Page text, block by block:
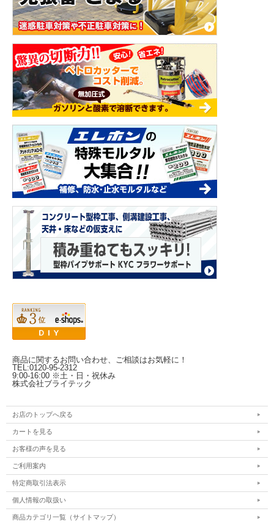
商品に関するお問い合わせ、ご相談はお気軽に！
TEL:0120-95-2312
9:00-16:00 ※土・日・祝休み
株式会社ブライテック
お店のトップへ戻る
カートを見る
お客様の声を見る
ご利用案内
特定商取引法表示
個人情報の取扱い
商品カテゴリ一覧（サイトマップ）